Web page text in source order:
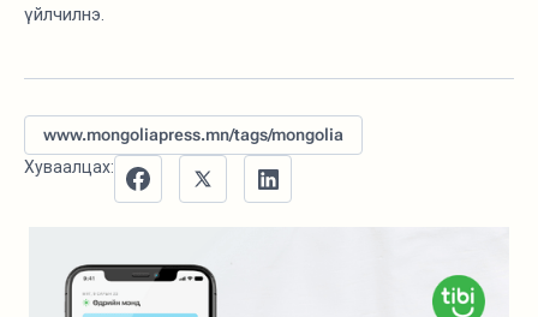
үйлчилнэ.
www.mongoliapress.mn/tags/mongolia
Хуваалцах: